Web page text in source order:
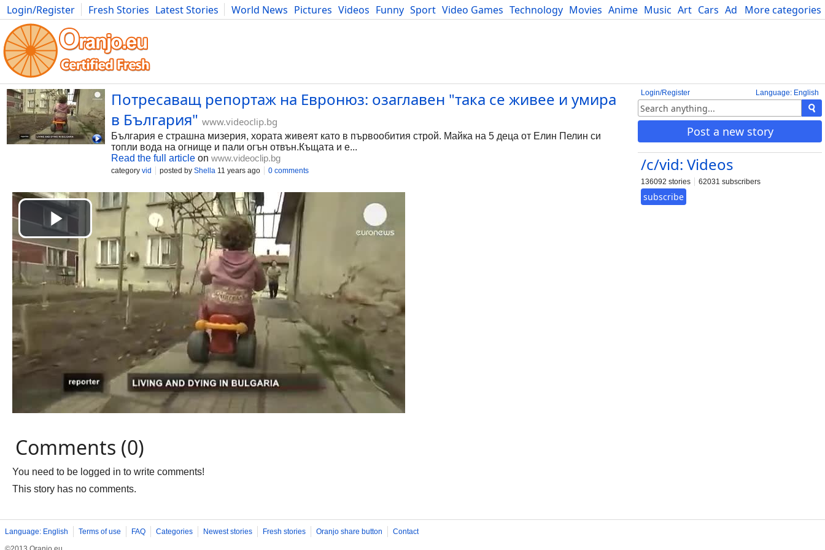
More categories
Login/Register Fresh Stories Latest Stories World News Pictures Videos Funny Sport Video Games Technology Movies Anime Music Art Cars Advice Science
Photography Comics Bulgaria Fitness Food Literature Developers Blog
Language: English
Login/Register
Post a new story
/c/vid: Videos
136092 stories 62031 subscribers
subscribe
Потресаващ репортаж на Евронюз: озаглавен "така се живее и умира
в България" www.videoclip.bg
България е страшна мизерия, хората живеят като в първообития строй. Майка на 5 деца от Елин Пелин си
топли вода на огнище и пали огън отвън.Къщата и е...
Read the full article on www.videoclip.bg
category vid posted by Shella 11 years ago 0 comments
Comments (0)
You need to be logged in to write comments!
This story has no comments.
Language: English Terms of use FAQ Categories Newest stories Fresh stories Oranjo share button
Contact